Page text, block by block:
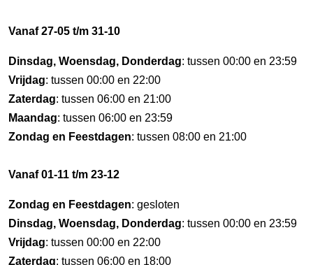
Vanaf 27-05 t/m 31-10
Dinsdag, Woensdag, Donderdag: tussen 00:00 en 23:59
Vrijdag: tussen 00:00 en 22:00
Zaterdag: tussen 06:00 en 21:00
Maandag: tussen 06:00 en 23:59
Zondag en Feestdagen: tussen 08:00 en 21:00
Vanaf 01-11 t/m 23-12
Zondag en Feestdagen: gesloten
Dinsdag, Woensdag, Donderdag: tussen 00:00 en 23:59
Vrijdag: tussen 00:00 en 22:00
Zaterdag: tussen 06:00 en 18:00